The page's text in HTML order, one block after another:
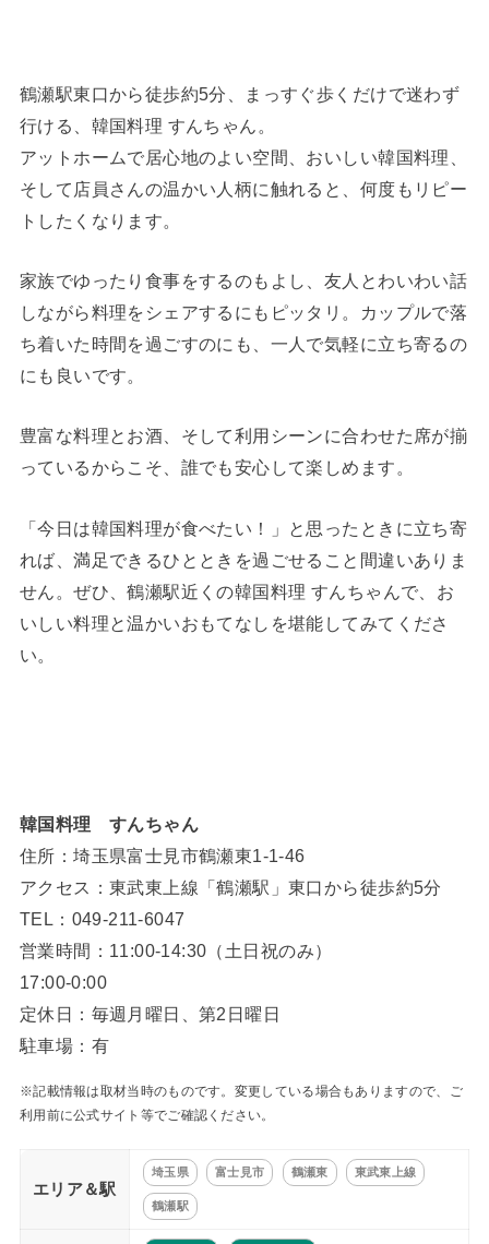
鶴瀬駅東口から徒歩約5分、まっすぐ歩くだけで迷わず
行ける、韓国料理 すんちゃん。
アットホームで居心地のよい空間、おいしい韓国料理、
そして店員さんの温かい人柄に触れると、何度もリピー
トしたくなります。
家族でゆったり食事をするのもよし、友人とわいわい話
しながら料理をシェアするにもピッタリ。カップルで落
ち着いた時間を過ごすのにも、一人で気軽に立ち寄るの
にも良いです。
豊富な料理とお酒、そして利用シーンに合わせた席が揃
っているからこそ、誰でも安心して楽しめます。
「今日は韓国料理が食べたい！」と思ったときに立ち寄
れば、満足できるひとときを過ごせること間違いありま
せん。ぜひ、鶴瀬駅近くの韓国料理 すんちゃんで、お
いしい料理と温かいおもてなしを堪能してみてくださ
い。
韓国料理 すんちゃん
住所：埼玉県富士見市鶴瀬東1-1-46
アクセス：東武東上線「鶴瀬駅」東口から徒歩約5分
TEL：049-211-6047
営業時間：11:00-14:30（土日祝のみ）
17:00-0:00
定休日：毎週月曜日、第2日曜日
駐車場：有
※記載情報は取材当時のものです。変更している場合もありますので、ご
利用前に公式サイト等でご確認ください。
エリア＆駅
埼玉県 富士見市 鶴瀬東 東武東上線
鶴瀬駅